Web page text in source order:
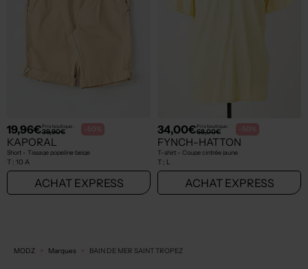
19,96€Prix boutique :
39,90€ -50%
KAPORAL
Short - Tissage popeline beige
T : 10 A
ACHAT EXPRESS
34,00€Prix boutique :
68,00€ -50%
FYNCH-HATTON
T-shirt - Coupe cintrée jaune
T : L
ACHAT EXPRESS
MODZ Marques BAIN DE MER SAINT TROPEZ